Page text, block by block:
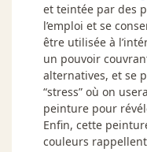
et teintée par des
l’emploi et se
être utilisée à
un pouvoir
alternatives, et se
“stress” où on
peinture pour
Enfin, cette
couleurs